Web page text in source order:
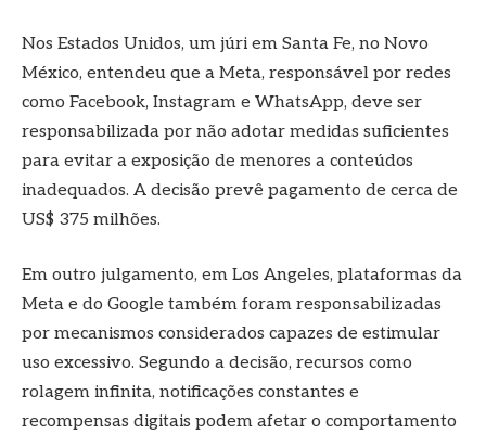
Nos Estados Unidos, um júri em Santa Fe, no Novo
México, entendeu que a Meta, responsável por redes
como Facebook, Instagram e WhatsApp, deve ser
responsabilizada por não adotar medidas suficientes
para evitar a exposição de menores a conteúdos
inadequados. A decisão prevê pagamento de cerca de
US$ 375 milhões.
Em outro julgamento, em Los Angeles, plataformas da
Meta e do Google também foram responsabilizadas
por mecanismos considerados capazes de estimular
uso excessivo. Segundo a decisão, recursos como
rolagem infinita, notificações constantes e
recompensas digitais podem afetar o comportamento